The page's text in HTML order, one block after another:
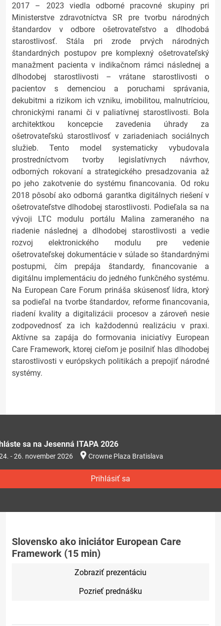
2017 – 2023 viedla odborné pracovné skupiny pri
Ministerstve zdravotníctva SR pre tvorbu národných
štandardov v odbore ošetrovateľstvo a dlhodobá
starostlivosť. Stála pri zrode prvých národných
štandardných postupov pre komplexný ošetrovateľský
manažment pacienta v indikačnom rámci následnej a
dlhodobej starostlivosti – vrátane starostlivosti o
pacientov s demenciou a poruchami správania,
dekubitmi a rizikom ich vzniku, imobilitou, malnutríciou,
chronickými ranami či v paliatívnej starostlivosti. Bola
architektkou koncepcie zavedenia úhrady za
ošetrovateľskú starostlivosť v zariadeniach sociálnych
služieb. Tento model systematicky vybudovala
prostredníctvom tvorby legislatívnych návrhov,
odborných rokovaní a strategického presadzovania až
po jeho zakotvenie do systému financovania. Od roku
2018 pôsobí ako odborná garantka digitálnych riešení v
ošetrovateľstve dlhodobej starostlivosti. Podieľala sa na
vývoji LTC modulu portálu Malina zameraného na
riadenie následnej a dlhodobej starostlivosti a vedie
rozvoj elektronického modulu pre vedenie
ošetrovateľskej dokumentácie v súlade so štandardnými
postupmi, čím prepája štandardy, financovanie a
digitálnu implementáciu do jedného funkčného systému.
Na European Care Forum prináša skúsenosť lídra, ktorý
sa podieľal na tvorbe štandardov, reforme financovania,
riadení kvality a digitalizácii procesov a zároveň nesie
zodpovednosť za ich každodennú realizáciu v praxi.
Aktívne sa zapája do formovania iniciatívy European
Care Framework, ktorej cieľom je posilniť hlas dlhodobej
starostlivosti v európskych politikách a prepojiť národné
systémy.
sa na Jesenná ITAPA 2026
- 26. november 2026 Crowne Plaza Bratislava
Prihlásiť sa
Slovensko ako iniciátor European Care
Framework (15 min)
Zobraziť prezentáciu
Pozrieť prednášku